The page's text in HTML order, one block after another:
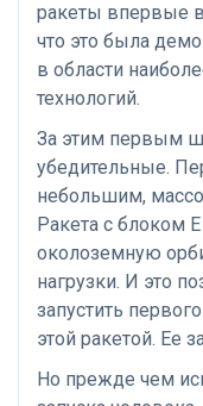
ракеты впервые в
что это была
в области
технологий.
За этим первым
убедительные.
небольшим,
Ракета с блоком
околоземную
нагрузки. И это
запустить
этой ракетой. Ее
Но прежде чем